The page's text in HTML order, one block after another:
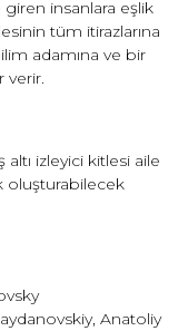
insanlara eşlik
tüm itirazlarına
adamına ve bir
verir.
altı izleyici kitlesi aile
oluşturabilecek
Anatoliy